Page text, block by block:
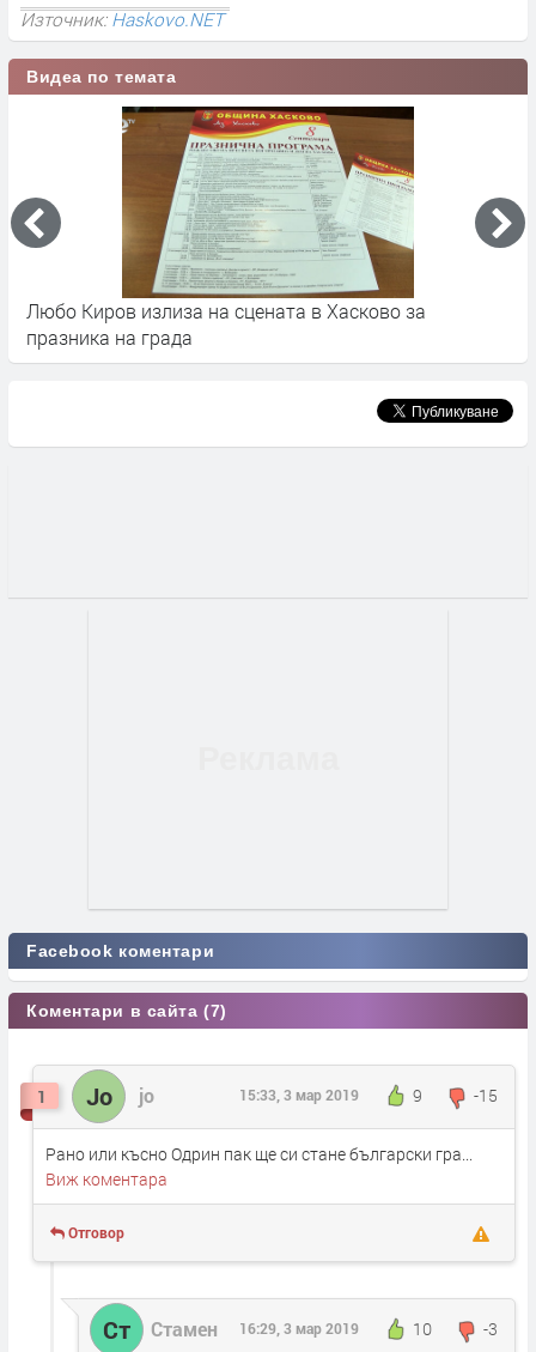
Източник:Haskovo.NET
Видеа по темата
Любо Киров излиза на сцената в Хасково за
празника на града
Facebook коментари
Коментари в сайта (7)
1 Jo jo 9 -15
15:33, 3 мар 2019
Рано или късно Одрин пак ще си стане български гра...
Виж коментара
Отговор
Ст Стамен 10 -3
16:29, 3 мар 2019